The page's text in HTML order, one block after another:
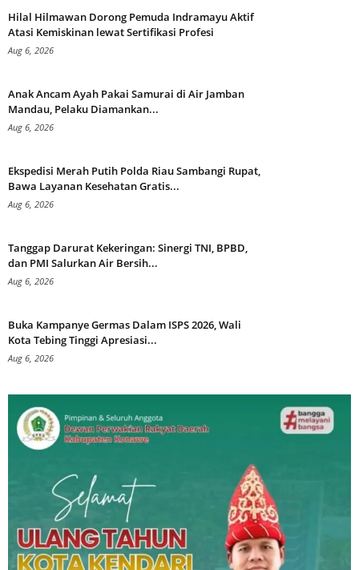
Hilal Hilmawan Dorong Pemuda Indramayu Aktif
Atasi Kemiskinan lewat Sertifikasi Profesi
Aug 6, 2026
Anak Ancam Ayah Pakai Samurai di Air Jamban
Mandau, Pelaku Diamankan...
Aug 6, 2026
Ekspedisi Merah Putih Polda Riau Sambangi Rupat,
Bawa Layanan Kesehatan Gratis...
Aug 6, 2026
Tanggap Darurat Kekeringan: Sinergi TNI, BPBD,
dan PMI Salurkan Air Bersih...
Aug 6, 2026
Buka Kampanye Germas Dalam ISPS 2026, Wali
Kota Tebing Tinggi Apresiasi...
Aug 6, 2026